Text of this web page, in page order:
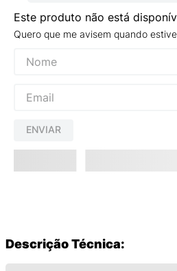
Este produto não está
Quero que me avisem quando
ENVIAR
Descrição Técnica: